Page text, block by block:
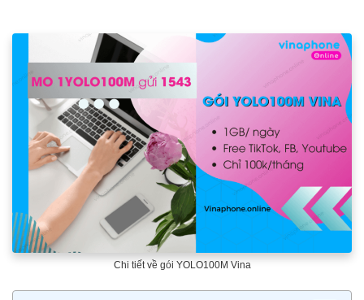
Chi tiết về gói YOLO100M Vina